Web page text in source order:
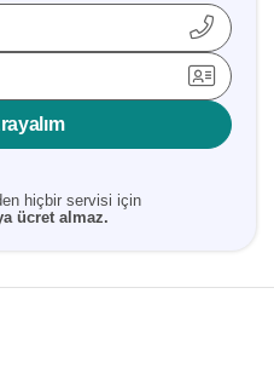
hiçbir servisi için
ücret almaz.